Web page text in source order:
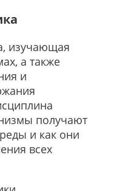
изучающая
а также
и
получают
и как они
всех